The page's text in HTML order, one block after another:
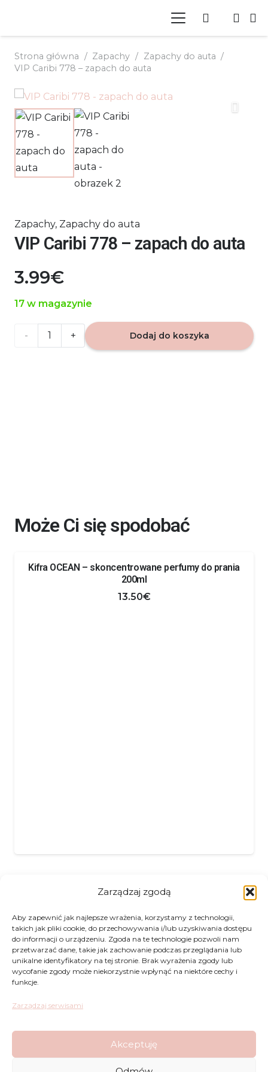
Zarządzaj zgodą
Aby zapewnić jak najlepsze wrażenia, korzystamy z technologii,
takich jak pliki cookie, do przechowywania i/lub uzyskiwania dostępu
do informacji o urządzeniu. Zgoda na te technologie pozwoli nam
przetwarzać dane, takie jak zachowanie podczas przeglądania lub
unikalne identyfikatory na tej stronie. Brak wyrażenia zgody lub
wycofanie zgody może niekorzystnie wpłynąć na niektóre cechy i
funkcje.
Zarządzaj serwisami
Akceptuję
Strona główna / Zapachy / Zapachy do auta /
VIP Caribi 778 – zapach do auta
Zapachy, Zapachy do auta
VIP Caribi 778 – zapach do auta
3.99€
17 w magazynie
ilość Dodaj do koszyka
Może Ci się spodobać
Kifra OCEAN – skoncentrowane perfumy do prania
200ml
13.50€
FAQ
Zwroty
Regulamin
Reklamacje